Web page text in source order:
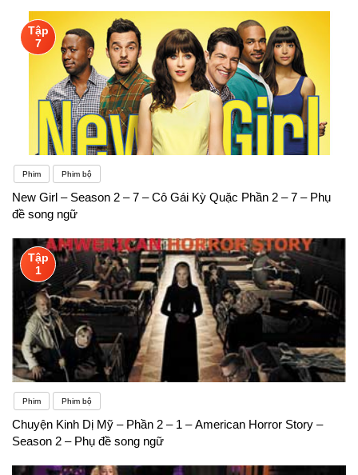
Tập
7
Phim Phim bộ
New Girl – Season 2 – 7 – Cô Gái Kỳ Quặc Phần 2 – 7 – Phụ
đề song ngữ
Tập
1
Phim Phim bộ
Chuyện Kinh Dị Mỹ – Phần 2 – 1 – American Horror Story –
Season 2 – Phụ đề song ngữ